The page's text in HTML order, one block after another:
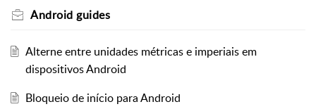
Android guides
Alterne entre unidades métricas e imperiais em
dispositivos Android
Bloqueio de início para Android